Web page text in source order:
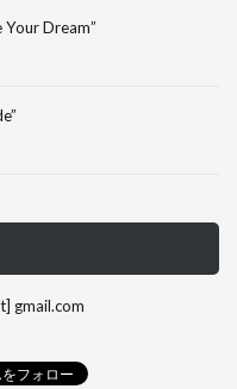
Your Dream”
gmail.com